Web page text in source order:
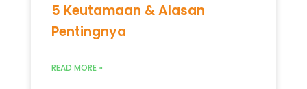
5 Keutamaan & Alasan
Pentingnya
READ MORE »